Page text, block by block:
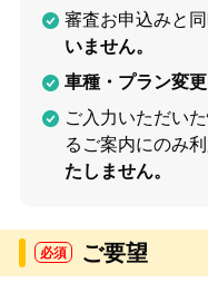
審査お申込みと
いません。
車種・プラン変更
ご入力いただい
るご案内にのみ利
たしません。
必須 ご要望